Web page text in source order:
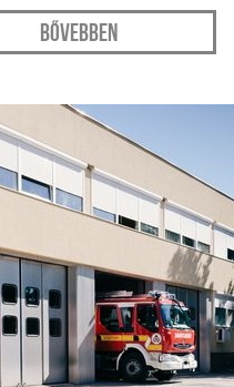
Bővebben